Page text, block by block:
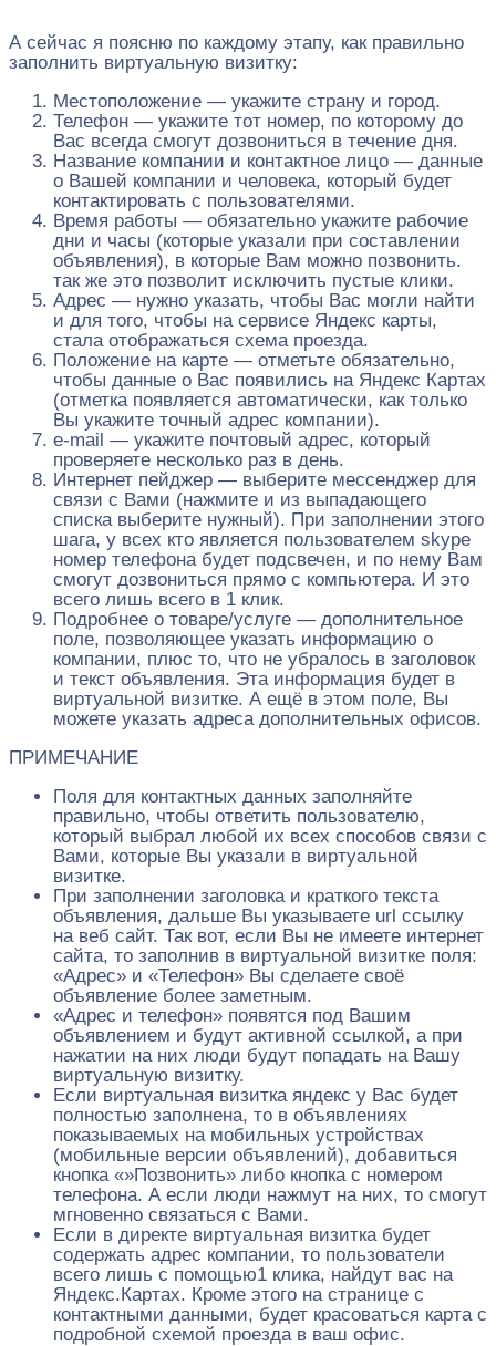
А сейчас я поясню по каждому этапу, как правильно
заполнить виртуальную визитку:
Местоположение — укажите страну и город.
Телефон — укажите тот номер, по которому до
Вас всегда смогут дозвониться в течение дня.
Название компании и контактное лицо — данные
о Вашей компании и человека, который будет
контактировать с пользователями.
Время работы — обязательно укажите рабочие
дни и часы (которые указали при составлении
объявления), в которые Вам можно позвонить.
так же это позволит исключить пустые клики.
Адрес — нужно указать, чтобы Вас могли найти
и для того, чтобы на сервисе Яндекс карты,
стала отображаться схема проезда.
Положение на карте — отметьте обязательно,
чтобы данные о Вас появились на Яндекс Картах
(отметка появляется автоматически, как только
Вы укажите точный адрес компании).
e-mail — укажите почтовый адрес, который
проверяете несколько раз в день.
Интернет пейджер — выберите мессенджер для
связи с Вами (нажмите и из выпадающего
списка выберите нужный). При заполнении этого
шага, у всех кто является пользователем skype
номер телефона будет подсвечен, и по нему Вам
смогут дозвониться прямо с компьютера. И это
всего лишь всего в 1 клик.
Подробнее о товаре/услуге — дополнительное
поле, позволяющее указать информацию о
компании, плюс то, что не убралось в заголовок
и текст объявления. Эта информация будет в
виртуальной визитке. А ещё в этом поле, Вы
можете указать адреса дополнительных офисов.
ПРИМЕЧАНИЕ
Поля для контактных данных заполняйте
правильно, чтобы ответить пользователю,
который выбрал любой их всех способов связи с
Вами, которые Вы указали в виртуальной
визитке.
При заполнении заголовка и краткого текста
объявления, дальше Вы указываете url ссылку
на веб сайт. Так вот, если Вы не имеете интернет
сайта, то заполнив в виртуальной визитке поля:
«Адрес» и «Телефон» Вы сделаете своё
объявление более заметным.
«Адрес и телефон» появятся под Вашим
объявлением и будут активной ссылкой, а при
нажатии на них люди будут попадать на Вашу
виртуальную визитку.
Если виртуальная визитка яндекс у Вас будет
полностью заполнена, то в объявлениях
показываемых на мобильных устройствах
(мобильные версии объявлений), добавиться
кнопка «»Позвонить» либо кнопка с номером
телефона. А если люди нажмут на них, то смогут
мгновенно связаться с Вами.
Если в директе виртуальная визитка будет
содержать адрес компании, то пользователи
всего лишь с помощью1 клика, найдут вас на
Яндекс.Картах. Кроме этого на странице с
контактными данными, будет красоваться карта с
подробной схемой проезда в ваш офис.